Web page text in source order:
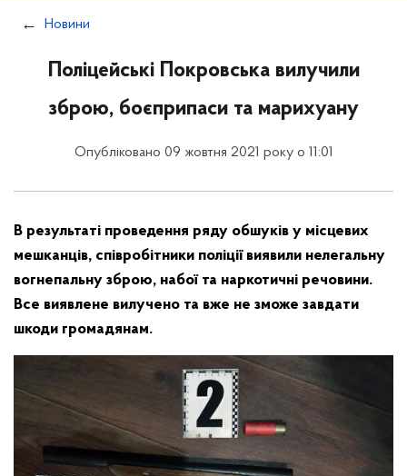
Новини
Поліцейські Покровська вилучили
зброю, боєприпаси та марихуану
Опубліковано 09 жовтня 2021 року о 11:01
В результаті проведення ряду обшуків у місцевих
мешканців, співробітники поліції виявили нелегальну
вогнепальну зброю, набої та наркотичні речовини.
Все виявлене вилучено та вже не зможе завдати
шкоди громадянам.